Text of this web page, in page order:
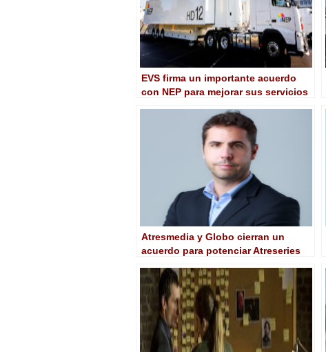
EVS firma un importante acuerdo
con NEP para mejorar sus servicios
Atresmedia y Globo cierran un
acuerdo para potenciar Atreseries